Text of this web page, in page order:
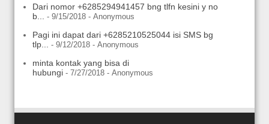
Dari nomor +6285294941457 bng tlfn kesini y no
b...
- 9/15/2018 - Anonymous
Pagi ini dapat dari +6285210525044 isi SMS bg
tlp...
- 9/12/2018 - Anonymous
minta kontak yang bisa di
hubungi - 7/27/2018 - Anonymous